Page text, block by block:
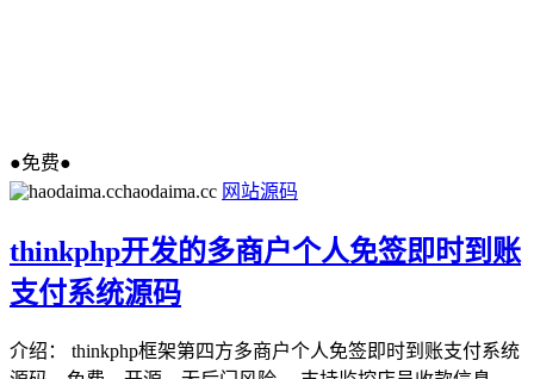
●免费●
haodaima.cc 网站源码
thinkphp开发的多商户个人免签即时到账
支付系统源码
介绍： thinkphp框架第四方多商户个人免签即时到账支付系统